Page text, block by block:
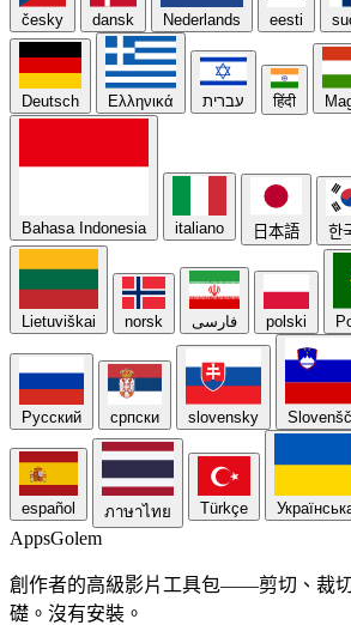
česky dansk Nederlands eesti
Deutsch Ελληνικά עברית हिंदी
Bahasa Indonesia italiano 日本語 한
Lietuviškai norsk فارسی polski
Русский српски slovensky
español ภาษาไทย Türkçe
AppsGolem
創作者的高級影片工具包——剪切、裁
礎。沒有安裝。